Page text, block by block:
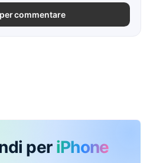
commentare
per iPhone